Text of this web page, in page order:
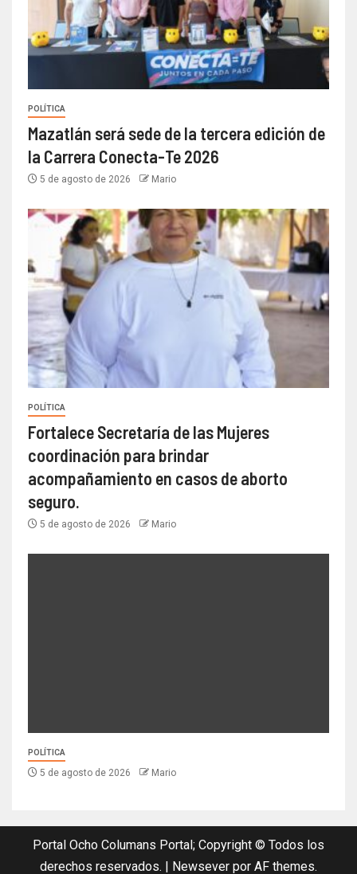
POLÍTICA
Mazatlán será sede de la tercera edición de
la Carrera Conecta-Te 2026
5 de agosto de 2026 Mario
POLÍTICA
Fortalece Secretaría de las Mujeres
coordinación para brindar
acompañamiento en casos de aborto
seguro.
5 de agosto de 2026 Mario
POLÍTICA
5 de agosto de 2026 Mario
Portal Ocho Columans Portal; Copyright © Todos los
derechos reservados.
Newsever por AF themes.